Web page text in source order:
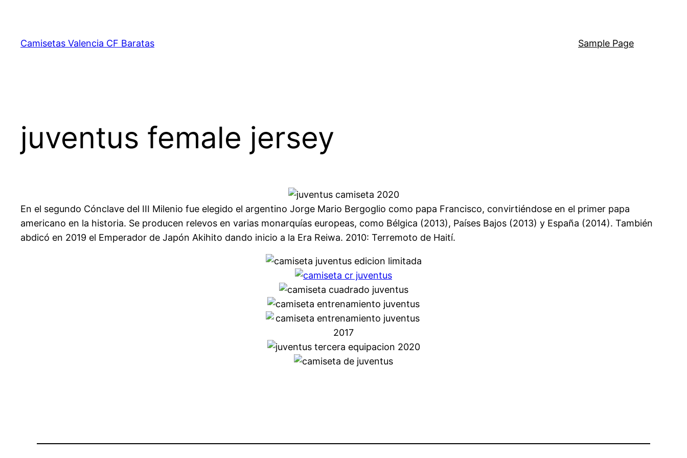
contenido
Camisetas Valencia CF Baratas Sample Page
juventus female jersey
En el segundo Cónclave del III Milenio fue elegido el argentino Jorge Mario Bergoglio como papa Francisco, convirtiéndose en el primer papa
americano en la historia. Se producen relevos en varias monarquías europeas, como Bélgica (2013), Países Bajos (2013) y España (2014). También
abdicó en 2019 el Emperador de Japón Akihito dando inicio a la Era Reiwa. 2010: Terremoto de Haití.